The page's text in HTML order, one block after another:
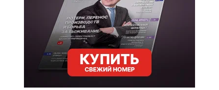
Ниши и рынки
Технологии и тренды